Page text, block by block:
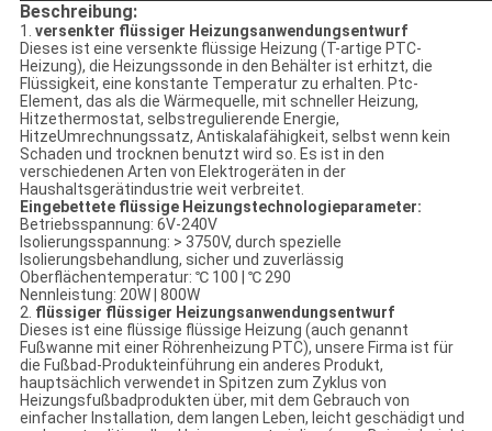
Beschreibung:
1. versenkter flüssiger Heizungsanwendungsentwurf
Dieses ist eine versenkte flüssige Heizung (T-artige PTC-
Heizung), die Heizungssonde in den Behälter ist erhitzt, die
Flüssigkeit, eine konstante Temperatur zu erhalten. Ptc-
Element, das als die Wärmequelle, mit schneller Heizung,
Hitzethermostat, selbstregulierende Energie,
HitzeUmrechnungssatz, Antiskalafähigkeit, selbst wenn kein
Schaden und trocknen benutzt wird so. Es ist in den
verschiedenen Arten von Elektrogeräten in der
Haushaltsgerätindustrie weit verbreitet.
Eingebettete flüssige Heizungstechnologieparameter:
Betriebsspannung: 6V-240V
Isolierungsspannung: > 3750V, durch spezielle
Isolierungsbehandlung, sicher und zuverlässig
Oberflächentemperatur: ℃ 100 | ℃ 290
Nennleistung: 20W | 800W
2. flüssiger flüssiger Heizungsanwendungsentwurf
Dieses ist eine flüssige flüssige Heizung (auch genannt
Fußwanne mit einer Röhrenheizung PTC), unsere Firma ist für
die Fußbad-Produkteinführung ein anderes Produkt,
hauptsächlich verwendet in Spitzen zum Zyklus von
Heizungsfußbadprodukten über, mit dem Gebrauch von
einfacher Installation, dem langen Leben, leicht geschädigt und